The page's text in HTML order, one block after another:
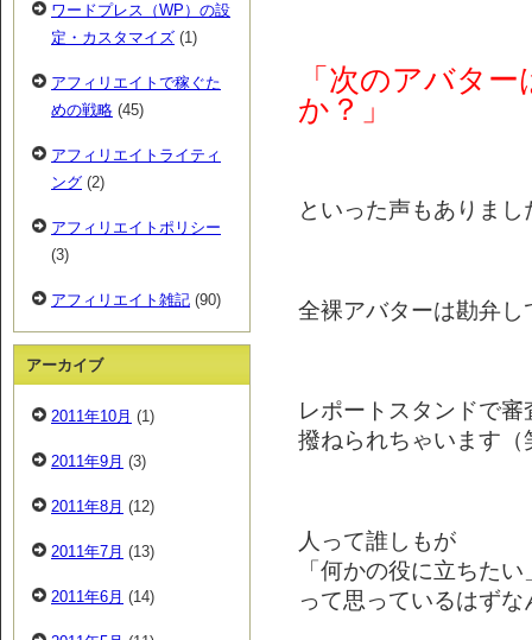
「次のアバタ
か？」
といった声もありまし
全裸アバターは勘弁
レポートスタンドで審
撥ねられちゃいます（
人って誰しもが
「何かの役に立ちたい
って思っているはずな
ワードプレス（WP）の設
定・カスタマイズ (1)
アフィリエイトで稼ぐた
めの戦略 (45)
アフィリエイトライティ
ング (2)
アフィリエイトポリシー
(3)
アフィリエイト雑記 (90)
アーカイブ
2011年10月 (1)
2011年9月 (3)
2011年8月 (12)
2011年7月 (13)
2011年6月 (14)